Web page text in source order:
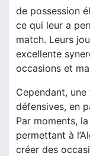
de possession
ce qui leur a
match. Leurs
excellente
occasions et
Cependant,
défensives, en
Par moments,
permettant à
créer des